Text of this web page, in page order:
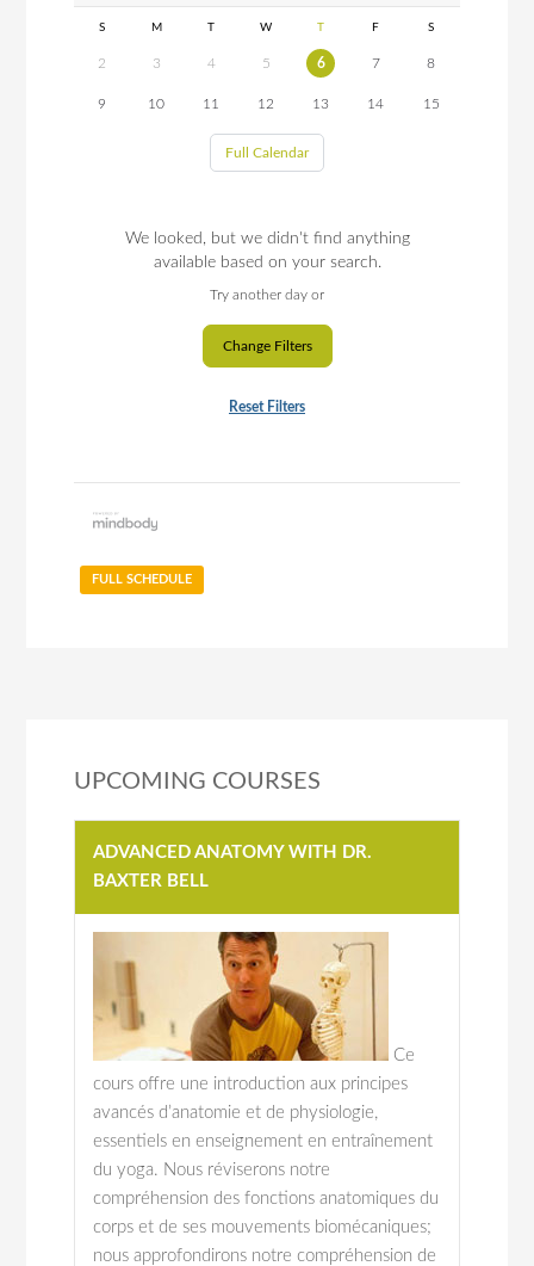
S M T W T F S
2 3 4 5 6 7 8
9 10 11 12 13 14 15
Full Calendar
We looked, but we didn't find anything
available based on your search.
Try another day or
Change Filters
Reset Filters
FULL SCHEDULE
UPCOMING COURSES
ADVANCED ANATOMY WITH DR.
BAXTER BELL
Ce
cours offre une introduction aux principes
avancés d’anatomie et de physiologie,
essentiels en enseignement en entraînement
du yoga. Nous réviserons notre
compréhension des fonctions anatomiques du
corps et de ses mouvements biomécaniques;
nous approfondirons notre compréhension de